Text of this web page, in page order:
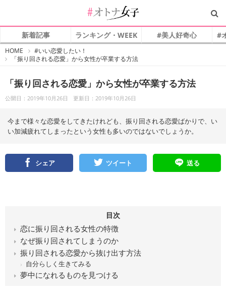
新着記事 ランキング・WEEK #美人好奇心 #
HOME
オ
ト
子
#いい恋愛したい！
「振り回される恋愛」から女性が卒業する方法
「振り回される恋愛」から女性が卒業する方法
公開日：2019年10月26日 更新日：2019年10月26日
今まで様々な恋愛をしてきたけれども、振り回される恋愛ばかりで、い
い加減疲れてしまったという女性も多いのではないでしょうか。
シェア ツイート 送る
目次
恋に振り回される女性の特徴
なぜ振り回されてしまうのか
振り回される恋愛から抜け出す方法
自分らしく生きてみる
夢中になれるものを見つける